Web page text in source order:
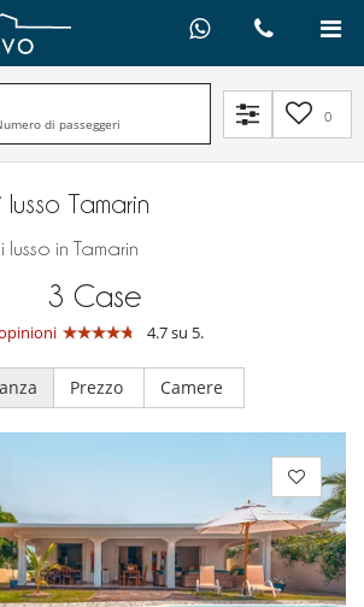
di passeggeri 0
Tamarin
in Tamarin
3 Case
4.7 su 5.
Prezzo Camere